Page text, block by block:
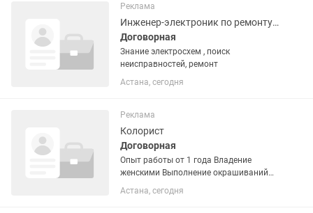
обмен с доплатой Звоните или пишите
Реклама
Инженер-электроник по ремонту оборудования
Договорная
Знание электросхем , поиск
неисправностей, ремонт
Астана, сегодня
Реклама
Колорист
Договорная
Опыт работы от 1 года Владение
женскими Выполнение окрашиваний
любой сложности (однотонное,
мелирование, балаяж, airtouch, шатуш
Астана, сегодня